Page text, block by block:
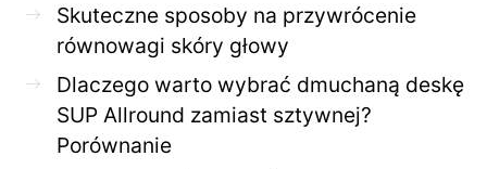
Skuteczne sposoby na przywrócenie
równowagi skóry głowy
Dlaczego warto wybrać dmuchaną deskę
SUP Allround zamiast sztywnej?
Porównanie